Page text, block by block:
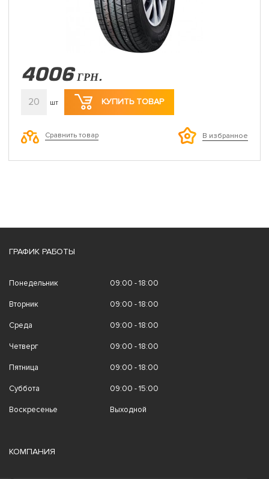
4006 ГРН.
20 шт КУПИТЬ ТОВАР
Сравнить товар В избранное
ГРАФИК РАБОТЫ
Понедельник 09:00 - 18:00
Вторник 09:00 - 18:00
Среда 09:00 - 18:00
Четверг 09:00 - 18:00
Пятница 09:00 - 18:00
Суббота 09:00 - 15:00
Воскресенье Выходной
КОМПАНИЯ